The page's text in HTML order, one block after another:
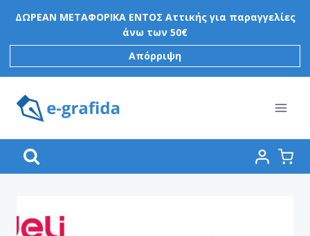
ΔΩΡΕΑΝ ΜΕΤΑΦΟΡΙΚΑ ΕΝΤΟΣ Αττικής για παραγγελίες
άνω των 50€
Απόρριψη